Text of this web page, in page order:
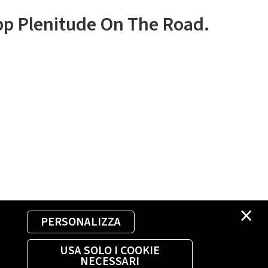
×
PERSONALIZZA
USA SOLO I COOKIE
NECESSARI
Plenitude On The Road.